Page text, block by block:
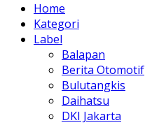
Home
Kategori
Label
Balapan
Berita Otomotif
Bulutangkis
Daihatsu
DKI Jakarta